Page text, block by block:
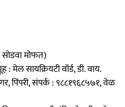
मोफत)
मेल सायक्रियटी वॉर्ड, डी. वाय.
पिंपरी, संपर्क : ९८८१९६८५७१, वेळ